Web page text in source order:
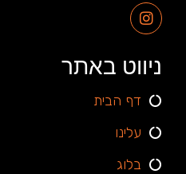
ניווט באתר
דף הבית
עלינו
בלוג